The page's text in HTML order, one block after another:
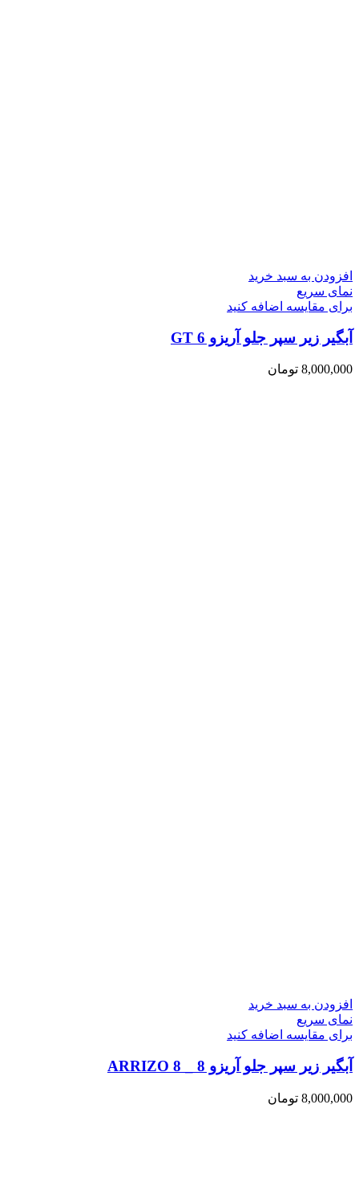
افزودن به سبد خرید
نمای سریع
برای مقایسه اضافه کنید
آبگیر زیر سپر جلو آریزو 6 GT
8,000,000 تومان
افزودن به سبد خرید
نمای سریع
برای مقایسه اضافه کنید
آبگیر زیر سپر جلو آریزو 8 _ ARRIZO 8
8,000,000 تومان